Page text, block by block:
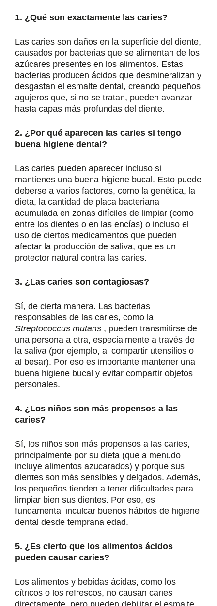
1. ¿Qué son exactamente las caries?
Las caries son daños en la superficie del diente,
causados ​​por bacterias que se alimentan de los
azúcares presentes en los alimentos. Estas
bacterias producen ácidos que desmineralizan y
desgastan el esmalte dental, creando pequeños
agujeros que, si no se tratan, pueden avanzar
hasta capas más profundas del diente.
2. ¿Por qué aparecen las caries si tengo
buena higiene dental?
Las caries pueden aparecer incluso si
mantienes una buena higiene bucal. Esto puede
deberse a varios factores, como la genética, la
dieta, la cantidad de placa bacteriana
acumulada en zonas difíciles de limpiar (como
entre los dientes o en las encías) o incluso el
uso de ciertos medicamentos que pueden
afectar la producción de saliva, que es un
protector natural contra las caries.
3. ¿Las caries son contagiosas?
Sí, de cierta manera. Las bacterias
responsables de las caries, como la
Streptococcus mutans , pueden transmitirse de
una persona a otra, especialmente a través de
la saliva (por ejemplo, al compartir utensilios o
al besar). Por eso es importante mantener una
buena higiene bucal y evitar compartir objetos
personales.
4. ¿Los niños son más propensos a las
caries?
Sí, los niños son más propensos a las caries,
principalmente por su dieta (que a menudo
incluye alimentos azucarados) y porque sus
dientes son más sensibles y delgados. Además,
los pequeños tienden a tener dificultades para
limpiar bien sus dientes. Por eso, es
fundamental inculcar buenos hábitos de higiene
dental desde temprana edad.
5. ¿Es cierto que los alimentos ácidos
pueden causar caries?
Los alimentos y bebidas ácidas, como los
cítricos o los refrescos, no causan caries